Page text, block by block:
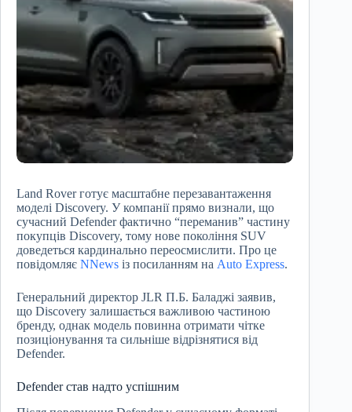
Land Rover готує масштабне перезавантаження
моделі Discovery. У компанії прямо визнали, що
сучасний Defender фактично “переманив” частину
покупців Discovery, тому нове покоління SUV
доведеться кардинально переосмислити. Про це
повідомляє NNews із посиланням на Auto Express.
Генеральний директор JLR П.Б. Баладжі заявив,
що Discovery залишається важливою частиною
бренду, однак модель повинна отримати чітке
позиціонування та сильніше відрізнятися від
Defender.
Defender став надто успішним